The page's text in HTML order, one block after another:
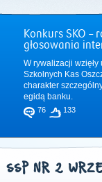
Konkurs SKO
głosowania
W rywalizacji wzięły
Szkolnych Kas
charakter
egidą banku.
76 133
SSP NR 2